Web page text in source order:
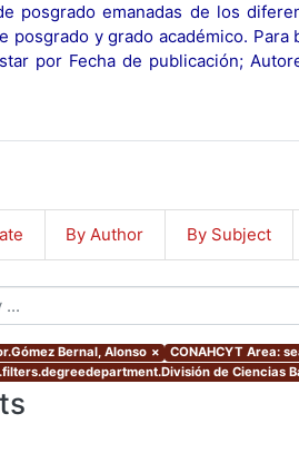
posgrado emanadas de los
posgrado y grado académico.
por Fecha de publicación;
By Author By Subject
Bernal, Alonso × CONAHCYT Area:
de Ciencias